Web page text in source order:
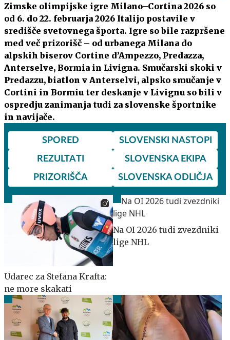
Zimske olimpijske igre Milano–Cortina 2026 so
od 6. do 22. februarja 2026 Italijo postavile v
središče svetovnega športa. Igre so bile razpršene
med več prizorišč – od urbanega Milana do
alpskih biserov Cortine d’Ampezzo, Predazza,
Anterselve, Bormia in Livigna. Smučarski skoki v
Predazzu, biatlon v Anterselvi, alpsko smučanje v
Cortini in Bormiu ter deskanje v Livignu so bili v
ospredju zanimanja tudi za slovenske športnike
in navijače.
SPORED
SLOVENSKI NASTOPI
REZULTATI
SLOVENSKA EKIPA
PRIZORIŠČA
SLOVENSKA ODLIČJA
Udarec za Stefana Krafta:
ne more skakati
Na OI 2026 tudi zvezdniki
lige NHL